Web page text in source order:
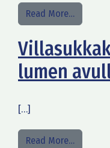
Read More…from
lumen
[…]
Read More…from